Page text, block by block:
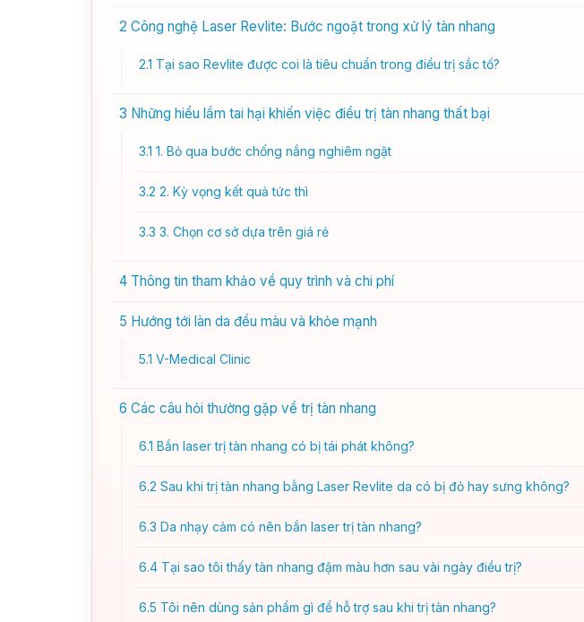
2 Công nghệ Laser Revlite: Bước ngoặt trong xử lý tàn nhang
2.1 Tại sao Revlite được coi là tiêu chuẩn trong điều trị sắc tố?
3 Những hiểu lầm tai hại khiến việc điều trị tàn nhang thất bại
3.1 1. Bỏ qua bước chống nắng nghiêm ngặt
3.2 2. Kỳ vọng kết quả tức thì
3.3 3. Chọn cơ sở dựa trên giá rẻ
4 Thông tin tham khảo về quy trình và chi phí
5 Hướng tới làn da đều màu và khỏe mạnh
5.1 V-Medical Clinic
6 Các câu hỏi thường gặp về trị tàn nhang
6.1 Bắn laser trị tàn nhang có bị tái phát không?
6.2 Sau khi trị tàn nhang bằng Laser Revlite da có bị đỏ hay sưng không?
6.3 Da nhạy cảm có nên bắn laser trị tàn nhang?
6.4 Tại sao tôi thấy tàn nhang đậm màu hơn sau vài ngày điều trị?
6.5 Tôi nên dùng sản phẩm gì để hỗ trợ sau khi trị tàn nhang?